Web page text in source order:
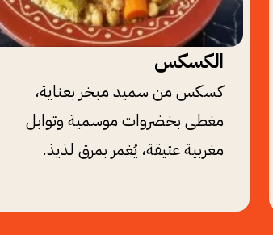
الكسكس
كسكس من سميد مبخر بعناية،
مغطى بخضروات موسمية وتوابل
مغربية عتيقة، يُغمر بمرق لذيذ.